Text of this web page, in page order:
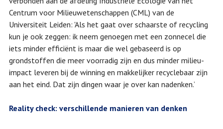
Centrum voor Milieuwetenschappen (CML) van de
Universiteit Leiden: 'Als het gaat over schaarste of recycling
kun je ook zeggen: ik neem genoegen met een zonnecel die
iets minder efficiënt is maar die wel gebaseerd is op
grondstoffen die meer voorradig zijn en dus minder milieu-
impact leveren bij de winning en makkelijker recyclebaar zijn
aan het eind. Dat zijn dingen waar je over kan nadenken.’
Reality check: verschillende manieren van denken